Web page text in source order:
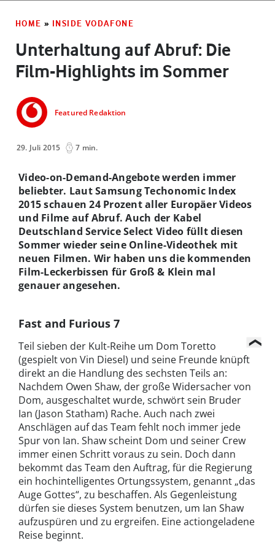
HOME » INSIDE VODAFONE
Unterhaltung auf Abruf: Die
Film-Highlights im Sommer
Featured Redaktion
29. Juli 2015 7 min.
Video-on-Demand-Angebote werden immer
beliebter. Laut Samsung Techonomic Index
2015 schauen 24 Prozent aller Europäer Videos
und Filme auf Abruf. Auch der Kabel
Deutschland Service Select Video füllt diesen
Sommer wieder seine Online-Videothek mit
neuen Filmen. Wir haben uns die kommenden
Film-Leckerbissen für Groß & Klein mal
genauer angesehen.
Fast and Furious 7
Teil sieben der Kult-Reihe um Dom Toretto
(gespielt von Vin Diesel) und seine Freunde knüpft
direkt an die Handlung des sechsten Teils an:
Nachdem Owen Shaw, der große Widersacher von
Dom, ausgeschaltet wurde, schwört sein Bruder
Ian (Jason Statham) Rache. Auch nach zwei
Anschlägen auf das Team fehlt noch immer jede
Spur von Ian. Shaw scheint Dom und seiner Crew
immer einen Schritt voraus zu sein. Doch dann
bekommt das Team den Auftrag, für die Regierung
ein hochintelligentes Ortungssystem, genannt „das
Auge Gottes“, zu beschaffen. Als Gegenleistung
dürfen sie dieses System benutzen, um Ian Shaw
aufzuspüren und zu ergreifen. Eine actiongeladene
Reise beginnt.